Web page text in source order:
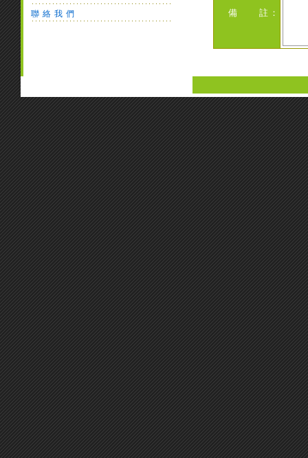
聯絡我們 備 註：